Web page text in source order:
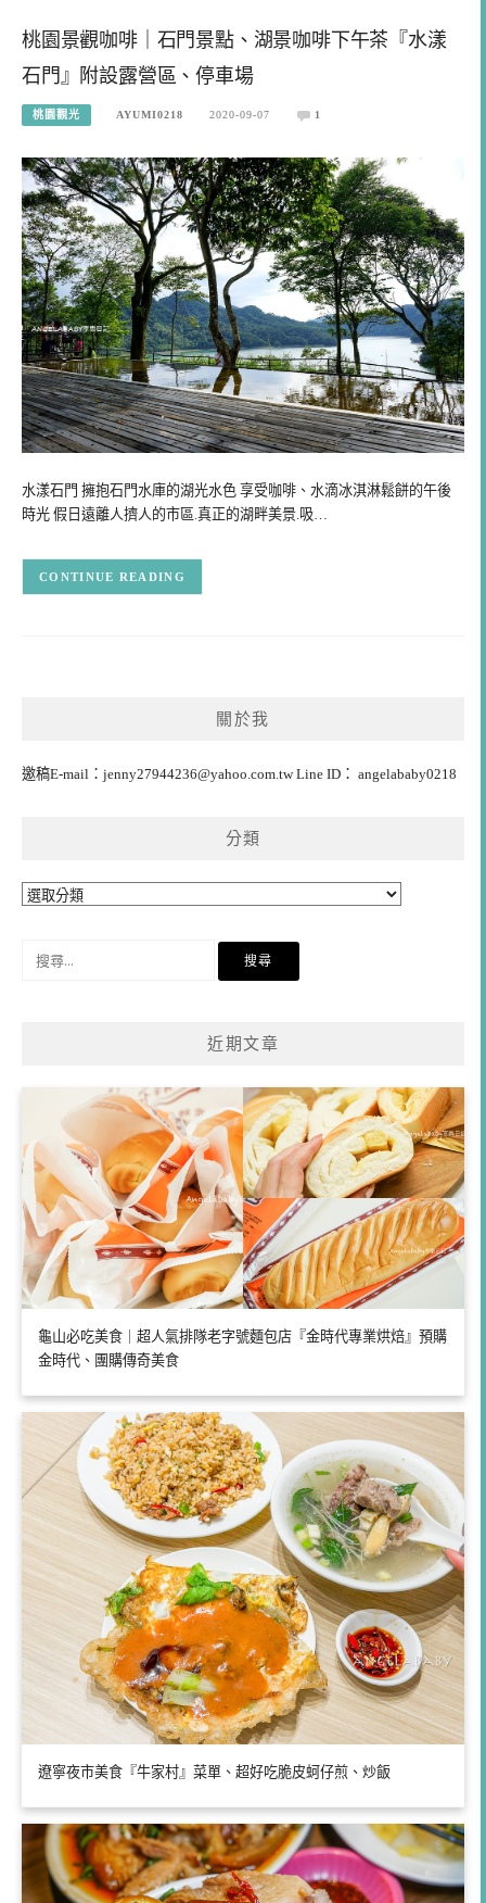
桃園景觀咖啡｜石門景點、湖景咖啡下午茶『水漾
石門』附設露營區、停車場
桃園觀光 AYUMI0218 2020-09-07 1
水漾石門 擁抱石門水庫的湖光水色 享受咖啡、水滴冰淇淋鬆餅的午後
時光 假日遠離人擠人的市區.真正的湖畔美景.吸…
CONTINUE READING
關於我
邀稿E-mail： jenny27944236@yahoo.com.twLine ID： angelababy0218
分類
分
近期文章
龜山必吃美食｜超人氣排隊老字號麵包店『金時代專業烘焙』預購
金時代、團購傳奇美食
遼寧夜市美食『牛家村』菜單、超好吃脆皮蚵仔煎、炒飯